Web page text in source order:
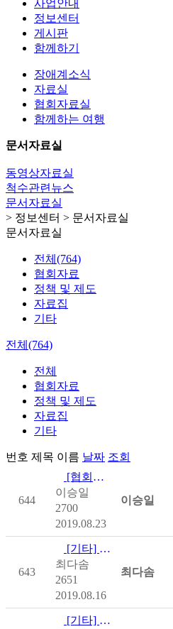
사업안내
정보센터
게시판
함께하기
장애계소식
자료실
협회자료실
함께하는 여행
문서자료실
동영상자료실
척수관련뉴스
문서자료실
> 정보센터 > 문서자료실
문서자료실
전체(764)
협회자료
정책 및 제도
자료집
기타
전체(764)
전체
협회자료
정책 및 제도
자료집
기타
번호 제목 이름 날짜 조회
644
[협회자료] 제 2차 척수플러스포럼 자료집(20190322)
이승일
2700
2019.08.23
이승일
643
[기타] [국민건강보험공단] 전동보장구(스쿠터·전동휠체어) 안전…
최다솜
2651
2019.08.16
최다솜
[기타] [장애인개발원][2019] 국제장애인 권리 및 입법의 …